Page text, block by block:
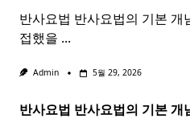
반사요법 반사요법의 기본 개
접했을 ...
Admin 5월 29, 2026
반사요법 반사요법의 기본 개